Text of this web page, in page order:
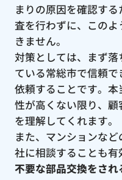
まりの原因を確認す
査を行わずに、この
きません。
対策としては、まず
ている常総市で信頼
依頼することです。
性が高くない限り、
を理解してくれます。
また、マンションな
社に相談することも有
不要な部品交換をさ